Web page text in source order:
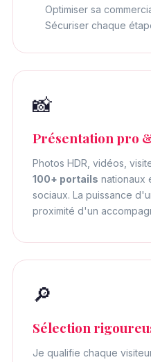
Optimiser sa
Sécuriser chaque
📸
Présentation pro
Photos HDR, vidéos,
100+ portails nationaux
sociaux. La puissance
proximité d'un
🔎
Sélection
Je qualifie chaque